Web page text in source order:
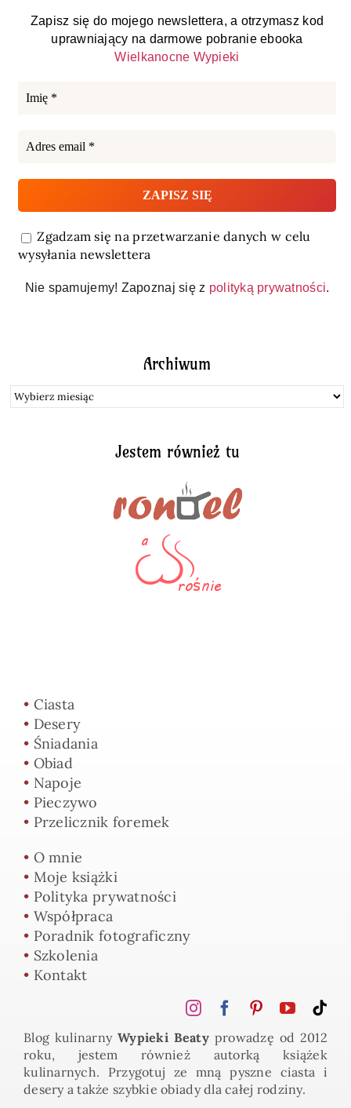
Zapisz się do mojego newslettera, a otrzymasz kod
uprawniający na darmowe pobranie ebooka
Wielkanocne Wypieki
Zgadzam się na przetwarzanie danych w celu
wysyłania newslettera
Nie spamujemy! Zapoznaj się z polityką prywatności.
Archiwum
Archiwum
Jestem również tu
• Ciasta
• Desery
• Śniadania
• Obiad
• Napoje
• Pieczywo
• Przelicznik foremek
• O mnie
• Moje książki
• Polityka prywatności
• Współpraca
• Poradnik fotograficzny
• Szkolenia
• Kontakt
Blog kulinarny Wypieki Beaty prowadzę od 2012
roku, jestem również autorką książek
kulinarnych. Przygotuj ze mną pyszne ciasta i
desery a także szybkie obiady dla całej rodziny.